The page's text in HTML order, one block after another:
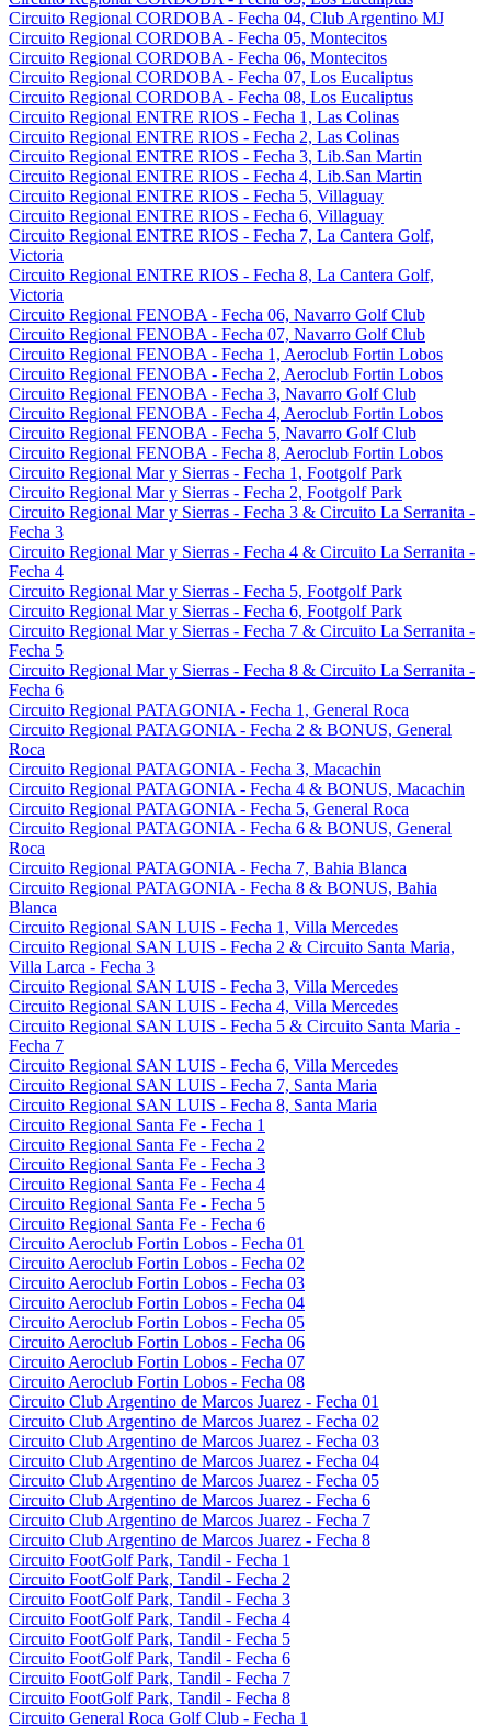
Circuito Regional CORDOBA - Fecha 04, Club Argentino MJ
Circuito Regional CORDOBA - Fecha 05, Montecitos
Circuito Regional CORDOBA - Fecha 06, Montecitos
Circuito Regional CORDOBA - Fecha 07, Los Eucaliptus
Circuito Regional CORDOBA - Fecha 08, Los Eucaliptus
Circuito Regional ENTRE RIOS - Fecha 1, Las Colinas
Circuito Regional ENTRE RIOS - Fecha 2, Las Colinas
Circuito Regional ENTRE RIOS - Fecha 3, Lib.San Martin
Circuito Regional ENTRE RIOS - Fecha 4, Lib.San Martin
Circuito Regional ENTRE RIOS - Fecha 5, Villaguay
Circuito Regional ENTRE RIOS - Fecha 6, Villaguay
Circuito Regional ENTRE RIOS - Fecha 7, La Cantera Golf,
Victoria
Circuito Regional ENTRE RIOS - Fecha 8, La Cantera Golf,
Victoria
Circuito Regional FENOBA - Fecha 06, Navarro Golf Club
Circuito Regional FENOBA - Fecha 07, Navarro Golf Club
Circuito Regional FENOBA - Fecha 1, Aeroclub Fortin Lobos
Circuito Regional FENOBA - Fecha 2, Aeroclub Fortin Lobos
Circuito Regional FENOBA - Fecha 3, Navarro Golf Club
Circuito Regional FENOBA - Fecha 4, Aeroclub Fortin Lobos
Circuito Regional FENOBA - Fecha 5, Navarro Golf Club
Circuito Regional FENOBA - Fecha 8, Aeroclub Fortin Lobos
Circuito Regional Mar y Sierras - Fecha 1, Footgolf Park
Circuito Regional Mar y Sierras - Fecha 2, Footgolf Park
Circuito Regional Mar y Sierras - Fecha 3 & Circuito La Serranita -
Fecha 3
Circuito Regional Mar y Sierras - Fecha 4 & Circuito La Serranita -
Fecha 4
Circuito Regional Mar y Sierras - Fecha 5, Footgolf Park
Circuito Regional Mar y Sierras - Fecha 6, Footgolf Park
Circuito Regional Mar y Sierras - Fecha 7 & Circuito La Serranita -
Fecha 5
Circuito Regional Mar y Sierras - Fecha 8 & Circuito La Serranita -
Fecha 6
Circuito Regional PATAGONIA - Fecha 1, General Roca
Circuito Regional PATAGONIA - Fecha 2 & BONUS, General
Roca
Circuito Regional PATAGONIA - Fecha 3, Macachin
Circuito Regional PATAGONIA - Fecha 4 & BONUS, Macachin
Circuito Regional PATAGONIA - Fecha 5, General Roca
Circuito Regional PATAGONIA - Fecha 6 & BONUS, General
Roca
Circuito Regional PATAGONIA - Fecha 7, Bahia Blanca
Circuito Regional PATAGONIA - Fecha 8 & BONUS, Bahia
Blanca
Circuito Regional SAN LUIS - Fecha 1, Villa Mercedes
Circuito Regional SAN LUIS - Fecha 2 & Circuito Santa Maria,
Villa Larca - Fecha 3
Circuito Regional SAN LUIS - Fecha 3, Villa Mercedes
Circuito Regional SAN LUIS - Fecha 4, Villa Mercedes
Circuito Regional SAN LUIS - Fecha 5 & Circuito Santa Maria -
Fecha 7
Circuito Regional SAN LUIS - Fecha 6, Villa Mercedes
Circuito Regional SAN LUIS - Fecha 7, Santa Maria
Circuito Regional SAN LUIS - Fecha 8, Santa Maria
Circuito Regional Santa Fe - Fecha 1
Circuito Regional Santa Fe - Fecha 2
Circuito Regional Santa Fe - Fecha 3
Circuito Regional Santa Fe - Fecha 4
Circuito Regional Santa Fe - Fecha 5
Circuito Regional Santa Fe - Fecha 6
Circuito Aeroclub Fortin Lobos - Fecha 01
Circuito Aeroclub Fortin Lobos - Fecha 02
Circuito Aeroclub Fortin Lobos - Fecha 03
Circuito Aeroclub Fortin Lobos - Fecha 04
Circuito Aeroclub Fortin Lobos - Fecha 05
Circuito Aeroclub Fortin Lobos - Fecha 06
Circuito Aeroclub Fortin Lobos - Fecha 07
Circuito Aeroclub Fortin Lobos - Fecha 08
Circuito Club Argentino de Marcos Juarez - Fecha 01
Circuito Club Argentino de Marcos Juarez - Fecha 02
Circuito Club Argentino de Marcos Juarez - Fecha 03
Circuito Club Argentino de Marcos Juarez - Fecha 04
Circuito Club Argentino de Marcos Juarez - Fecha 05
Circuito Club Argentino de Marcos Juarez - Fecha 6
Circuito Club Argentino de Marcos Juarez - Fecha 7
Circuito Club Argentino de Marcos Juarez - Fecha 8
Circuito FootGolf Park, Tandil - Fecha 1
Circuito FootGolf Park, Tandil - Fecha 2
Circuito FootGolf Park, Tandil - Fecha 3
Circuito FootGolf Park, Tandil - Fecha 4
Circuito FootGolf Park, Tandil - Fecha 5
Circuito FootGolf Park, Tandil - Fecha 6
Circuito FootGolf Park, Tandil - Fecha 7
Circuito FootGolf Park, Tandil - Fecha 8
Circuito General Roca Golf Club - Fecha 1